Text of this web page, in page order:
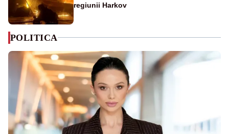
regiunii Harkov
POLITICA